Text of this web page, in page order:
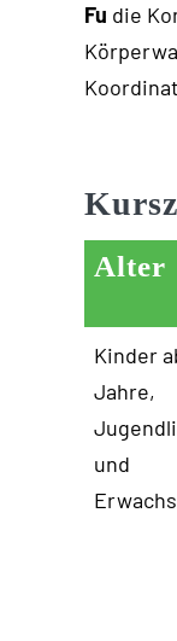
Fu die
Alter
Kinder
Jahre,
und